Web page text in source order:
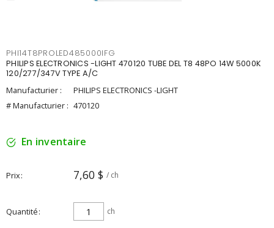
PHI14T8PROLED485000IFG
PHILIPS ELECTRONICS -LIGHT 470120 TUBE DEL T8 48PO 14W 5000K
120/277/347V TYPE A/C
Manufacturier :
PHILIPS ELECTRONICS -LIGHT
# Manufacturier : 470120
En inventaire
Prix 7,60 $ / ch
Quantité ch